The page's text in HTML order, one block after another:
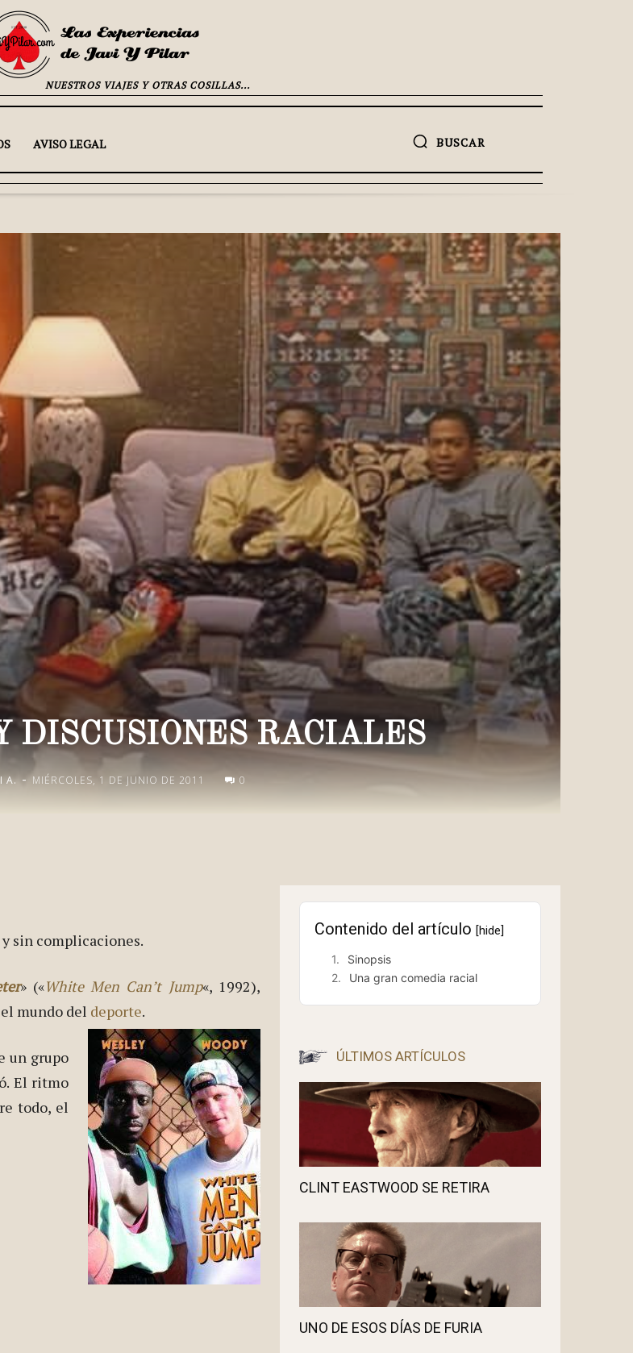
NUESTROS VIAJES Y OTRAS COSILLAS...
AVISO LEGAL BUSCAR
DISCUSIONES RACIALES
A. - MIÉRCOLES, 1 DE JUNIO DE 2011 0
sin complicaciones.
» («White Men Can’t Jump«, 1992),
mundo del deporte.
un grupo
El ritmo
todo, el
Contenido del artículo [hide]
Sinopsis
Una gran comedia racial
ÚLTIMOS ARTÍCULOS
CLINT EASTWOOD SE RETIRA
UNO DE ESOS DÍAS DE FURIA